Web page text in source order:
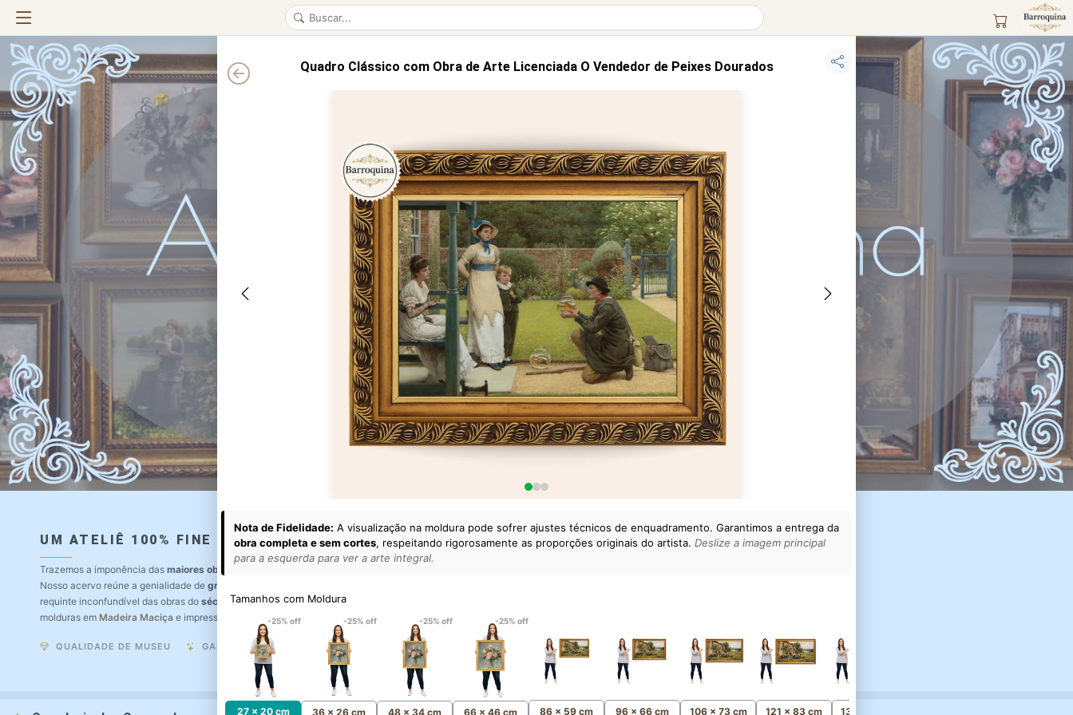
UM ATELIÊ 100% FINE ART
Trazemos a imponência das maiores obras de arte do mundo
Nosso acervo reúne a genialidade de grandes pintores renomados
requinte inconfundível das obras do século XIX. Produção artesanal em
molduras em Madeira Maciça e impressão com Pigmentação Mineral.
QUALIDADE DE MUSEU GARANTIA ETERNA
Quadro Clássico com Obra de Arte Licenciada O Vendedor de Peixes Dourados
Nota de Fidelidade: A visualização na moldura pode sofrer ajustes técnicos de enquadramento. Garantimos a entrega da
obra completa e sem cortes, respeitando rigorosamente as proporções originais do artista. Deslize a imagem principal
para a esquerda para ver a arte integral.
Tamanhos com Moldura
-25% off
27 x 20 cm
-25% off
36 x 26 cm
-25% off
48 x 34 cm
-25% off
66 x 46 cm 86 x 59 cm 96 x 66 cm 106 x 73 cm 121 x 83 cm 136 x 93 cm